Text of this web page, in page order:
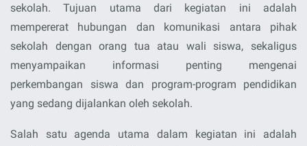
sekolah. Tujuan utama dari kegiatan ini adalah
mempererat hubungan dan komunikasi antara pihak
sekolah dengan orang tua atau wali siswa, sekaligus
menyampaikan informasi penting mengenai
perkembangan siswa dan program-program pendidikan
yang sedang dijalankan oleh sekolah.
Salah satu agenda utama dalam kegiatan ini adalah